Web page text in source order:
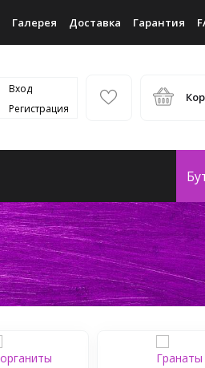
Галерея Доставка Гарантия
Вход
Регистрация